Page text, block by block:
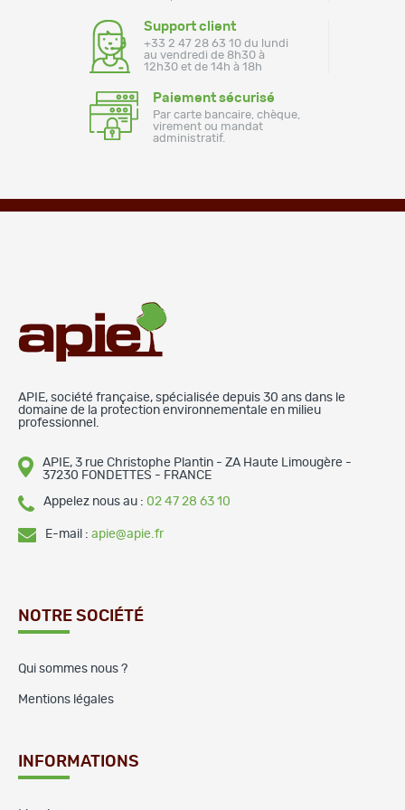
Support client
+33 2 47 28 63 10 du lundi
au vendredi de 8h30 à
12h30 et de 14h à 18h
Paiement sécurisé
Par carte bancaire, chèque,
virement ou mandat
administratif.
APIE, société française, spécialisée depuis 30 ans dans le
domaine de la protection environnementale en milieu
professionnel.
APIE, 3 rue Christophe Plantin - ZA Haute Limougère -
37230 FONDETTES - FRANCE
Appelez nous au : 02 47 28 63 10
E-mail : apie@apie.fr
NOTRE SOCIÉTÉ
Qui sommes nous ?
Mentions légales
INFORMATIONS